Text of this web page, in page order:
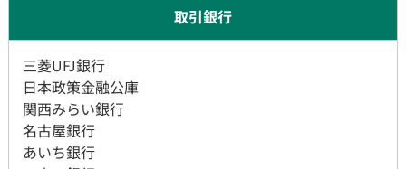
取引銀行
三菱UFJ銀行
日本政策金融公庫
関西みらい銀行
名古屋銀行
あいち銀行